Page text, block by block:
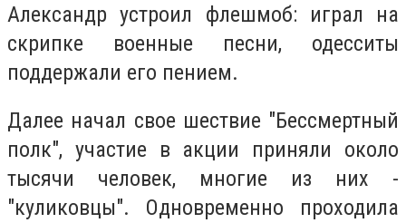
Александр устроил флешмоб: играл на
скрипке военные песни, одесситы
поддержали его пением.
Далее начал свое шествие "Бессмертный
полк", участие в акции приняли около
тысячи человек, многие из них -
"куликовцы". Одновременно проходила